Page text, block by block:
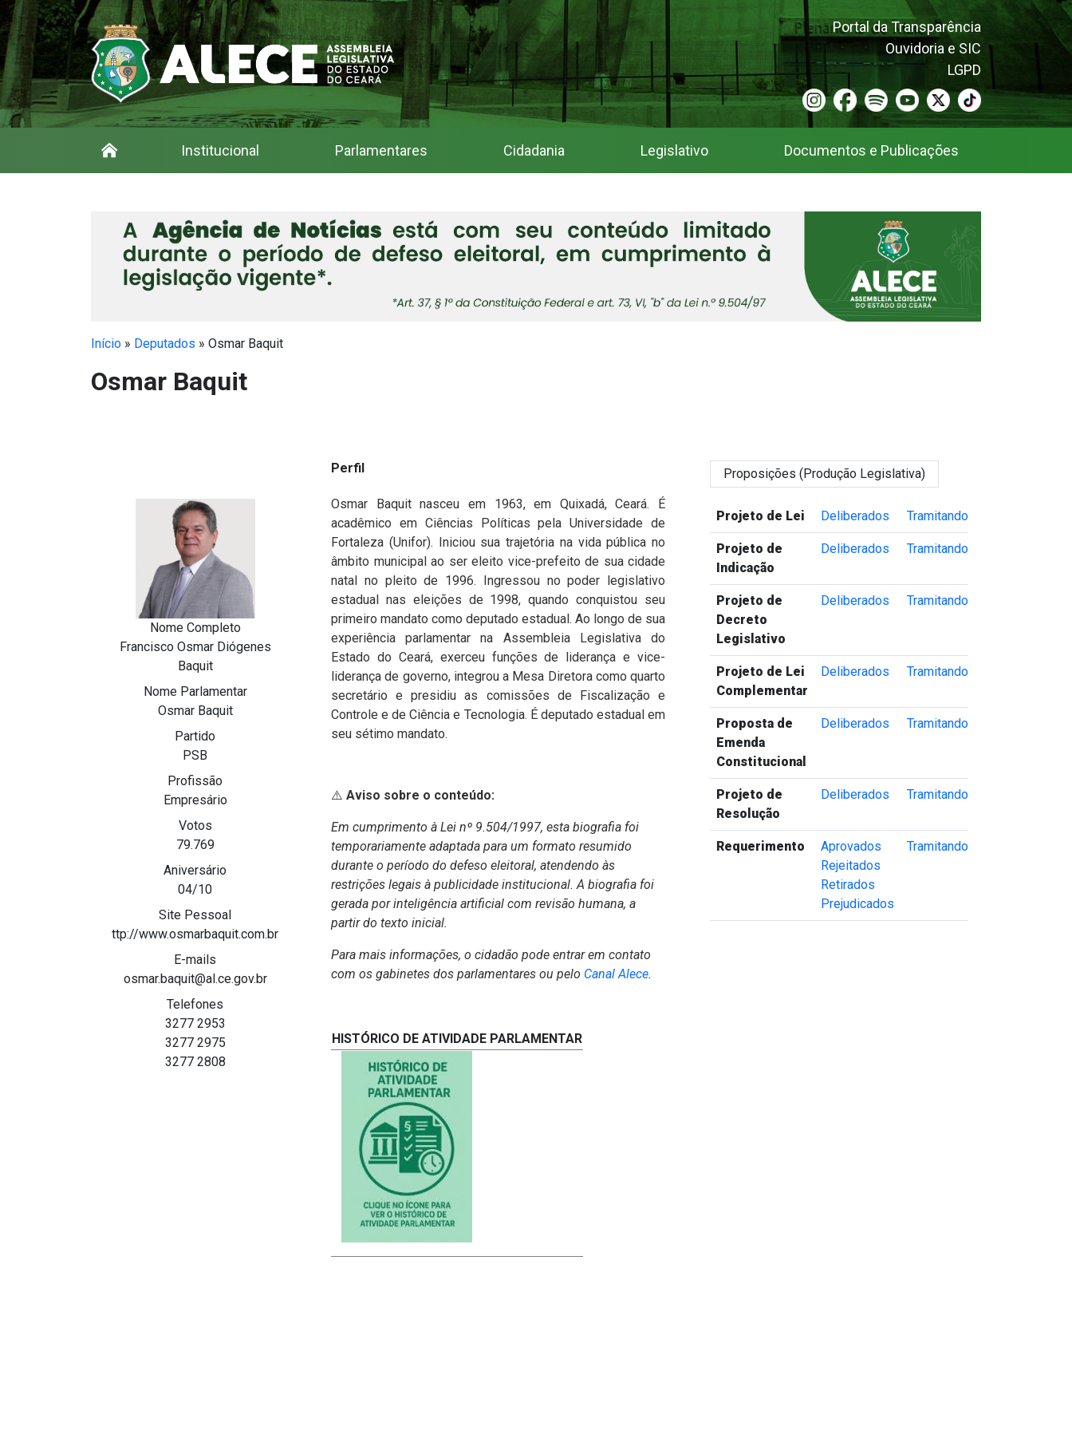
Portal da Transparência
Ouvidoria e SIC
LGPD
Institucional Parlamentares Cidadania Legislativo Documentos e Publicações
Início » Deputados » Osmar Baquit
Osmar Baquit
Nome Completo
Francisco Osmar Diógenes
Baquit
Nome Parlamentar
Osmar Baquit
Partido
PSB
Profissão
Empresário
Votos
79.769
Aniversário
04/10
Site Pessoal
ttp://www.osmarbaquit.com.br
E-mails
osmar.baquit@al.ce.gov.br
Telefones
3277 2953
3277 2975
3277 2808
Perfil
Osmar Baquit nasceu em 1963, em Quixadá, Ceará. É
acadêmico em Ciências Políticas pela Universidade de
Fortaleza (Unifor). Iniciou sua trajetória na vida pública no
âmbito municipal ao ser eleito vice-prefeito de sua cidade
natal no pleito de 1996. Ingressou no poder legislativo
estadual nas eleições de 1998, quando conquistou seu
primeiro mandato como deputado estadual. Ao longo de sua
experiência parlamentar na Assembleia Legislativa do
Estado do Ceará, exerceu funções de liderança e vice-
liderança de governo, integrou a Mesa Diretora como quarto
secretário e presidiu as comissões de Fiscalização e
Controle e de Ciência e Tecnologia. É deputado estadual em
seu sétimo mandato.
⚠️ Aviso sobre o conteúdo:
Em cumprimento à Lei nº 9.504/1997, esta biografia foi
temporariamente adaptada para um formato resumido
durante o período do defeso eleitoral, atendendo às
restrições legais à publicidade institucional. A biografia foi
gerada por inteligência artificial com revisão humana, a
partir do texto inicial.
Para mais informações, o cidadão pode entrar em contato
com os gabinetes dos parlamentares ou pelo Canal Alece(Abre em nova janela)
.
HISTÓRICO DE ATIVIDADE PARLAMENTAR
Proposições (Produção Legislativa)
Tipo de Proposição
Proposições Deliberadas
Proposições Tramitando
Projeto de Lei Deliberados Tramitando
Projeto de
Indicação
Deliberados Tramitando
Projeto de
Decreto
Legislativo
Deliberados Tramitando
Projeto de Lei
Complementar
Deliberados Tramitando
Proposta de
Emenda
Constitucional
Deliberados Tramitando
Projeto de
Resolução
Deliberados Tramitando
Requerimento
Aprovados
Rejeitados
Retirados
Prejudicados
Tramitando